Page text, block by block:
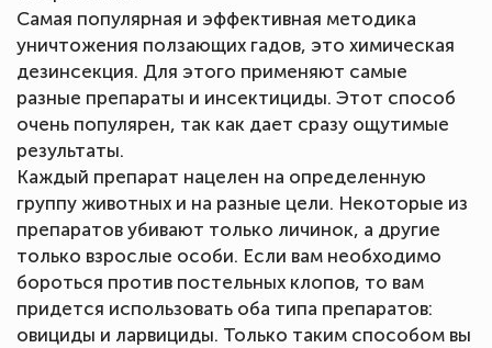
Самая популярная и эффективная методика
уничтожения ползающих гадов, это химическая
дезинсекция. Для этого применяют самые
разные препараты и инсектициды. Этот способ
очень популярен, так как дает сразу ощутимые
результаты.
Каждый препарат нацелен на определенную
группу животных и на разные цели. Некоторые из
препаратов убивают только личинок, а другие
только взрослые особи. Если вам необходимо
бороться против постельных клопов, то вам
придется использовать оба типа препаратов:
овициды и ларвициды. Только таким способом вы